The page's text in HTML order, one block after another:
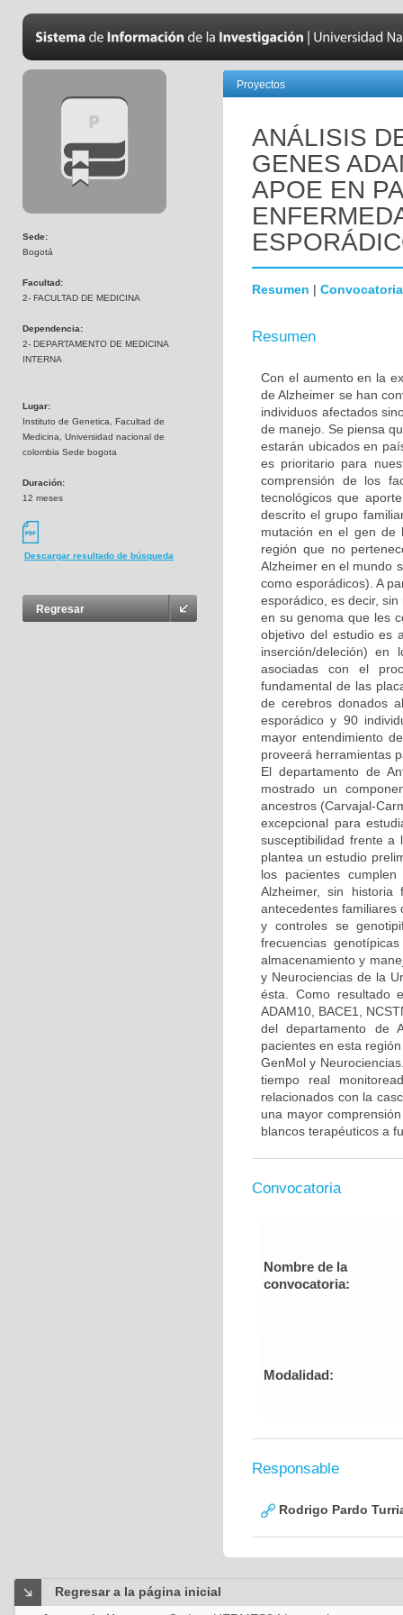
Sede:
Bogotá
Facultad:
2- FACULTAD DE MEDICINA
Dependencia:
2- DEPARTAMENTO DE MEDICINA
INTERNA
Lugar:
Instituto de Genetica, Facultad de
Medicina, Universidad nacional de
colombia Sede bogota
Duración:
12 meses
Descargar resultado de búsqueda
Regresar
Proyectos
ANÁLISIS
GENES
APOE EN
Resumen | Convocatoria
Resumen
Con el aumento en la
de Alzheimer se han
individuos afectados
de manejo. Se piensa
estarán ubicados en
es prioritario para
comprensión de los
tecnológicos que
descrito el grupo
mutación en el gen de
región que no
Alzheimer en el mundo
como esporádicos). A
esporádico, es decir,
en su genoma que les
objetivo del estudio es
inserción/deleción) en
asociadas con el
fundamental de las
de cerebros donados
esporádico y 90
mayor entendimiento
proveerá herramientas
El departamento de
mostrado un
ancestros (Carvajal-
excepcional para
susceptibilidad frente a
plantea un estudio
los pacientes
Alzheimer, sin
antecedentes familiares
y controles se
frecuencias
almacenamiento y
y Neurociencias de la
ésta. Como resultado
ADAM10, BACE1,
del departamento de
pacientes en esta
GenMol y
tiempo real
relacionados con la
una mayor
blancos terapéuticos a
Convocatoria
Nombre de la
convocatoria:
Modalidad:
Responsable
Rodrigo Pardo
Regresar a la página inicial